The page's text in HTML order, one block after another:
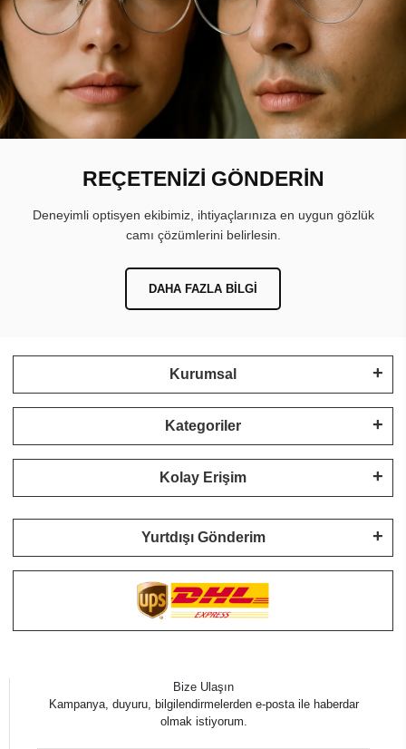
REÇETENİZİ GÖNDERİN
Deneyimli optisyen ekibimiz, ihtiyaçlarınıza en uygun gözlük
camı çözümlerini belirlesin.
DAHA FAZLA BILGI
Kurumsal
Kategoriler
Kolay Erişim
Yurtdışı Gönderim
Bize Ulaşın
Kampanya, duyuru, bilgilendirmelerden e-posta ile haberdar
olmak istiyorum.